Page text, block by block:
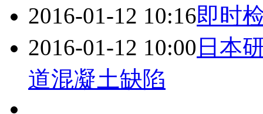
2016-01-12 10:16即时
2016-01-12 10:00 日本
道混凝土缺陷